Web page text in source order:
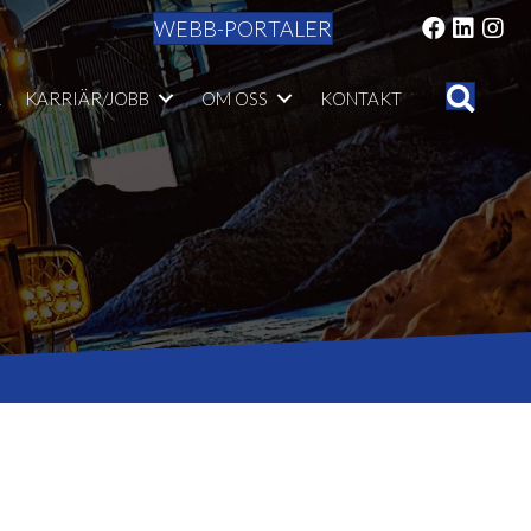
WEBB-PORTALER
KARRIÄR/JOBB OM OSS KONTAKT